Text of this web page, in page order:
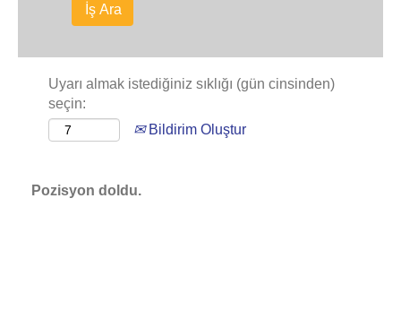
Uyarı almak istediğiniz sıklığı (gün cinsinden)
seçin:
Bildirim Oluştur
Pozisyon doldu.